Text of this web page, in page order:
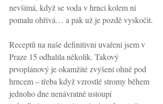
nevšímá, když se voda v hrnci kolem ní
pomalu ohřívá… a pak už je pozdě vyskočit.
Receptů na naše definitivní uvaření jsem v
Praze 15 odhalila několik. Takový
prvoplánový je okamžité zvýšení ohně pod
hrncem – třeba když vzrostlé stromy během
jednoho dne nenávratně ustoupí